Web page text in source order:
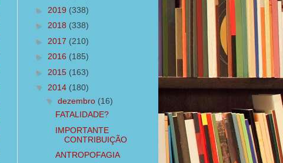
► 2019 (338)
► 2018 (338)
► 2017 (210)
► 2016 (185)
► 2015 (163)
▼ 2014 (180)
▼ dezembro (16)
FATALIDADE?
IMPORTANTE
CONTRIBUIÇÃO
ANTROPOFAGIA